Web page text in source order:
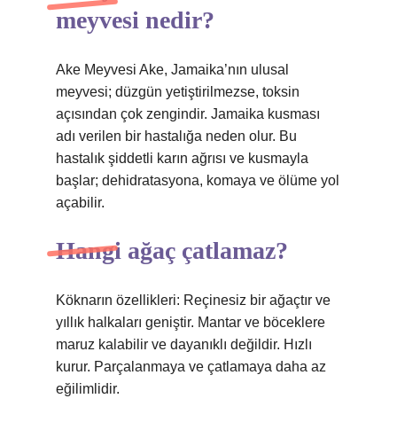
meyvesi nedir?
Ake Meyvesi Ake, Jamaika’nın ulusal
meyvesi; düzgün yetiştirilmezse, toksin
açısından çok zengindir. Jamaika kusması
adı verilen bir hastalığa neden olur. Bu
hastalık şiddetli karın ağrısı ve kusmayla
başlar; dehidratasyona, komaya ve ölüme yol
açabilir.
Hangi ağaç çatlamaz?
Köknarın özellikleri: Reçinesiz bir ağaçtır ve
yıllık halkaları geniştir. Mantar ve böceklere
maruz kalabilir ve dayanıklı değildir. Hızlı
kurur. Parçalanmaya ve çatlamaya daha az
eğilimlidir.